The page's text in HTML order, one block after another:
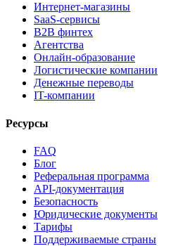
Интернет-магазины
SaaS-сервисы
B2B финтех
Агентства
Онлайн-образование
Логистические компании
Денежные переводы
IT-компании
Ресурсы
FAQ
Блог
Реферальная программа
API-документация
Безопасность
Юридические документы
Тарифы
Поддерживаемые страны